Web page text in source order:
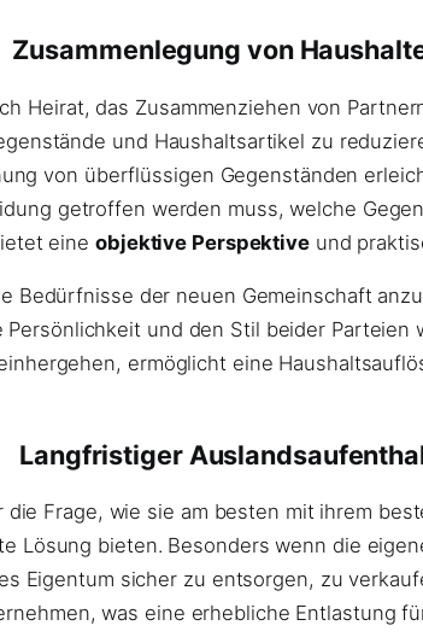
Zusammenlegung von
Heirat, das Zusammenziehen von
und Haushaltsartikel zu
von überflüssigen Gegenständen
getroffen werden muss, welche
eine objektive Perspektiveund
Bedürfnisse der neuen Gemeinschaft
und den Stil beider
ermöglicht eine
Langfristiger
Frage, wie sie am besten mit ihrem
Lösung bieten. Besonders wenn die
Eigentum sicher zu entsorgen, zu
was eine erhebliche Entlastung